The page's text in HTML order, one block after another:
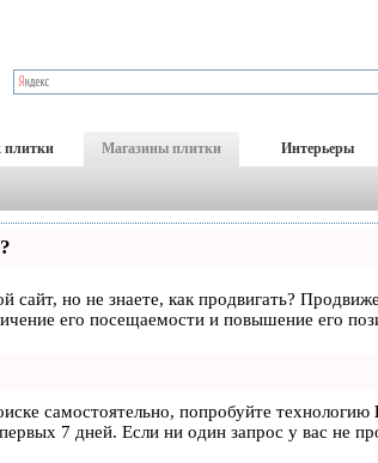
плитки Магазины плитки Интерьеры
сайт, но не знаете, как продвигать?
его посещаемости и повышение его
самостоятельно, попробуйте технологию
7 дней. Если ни один запрос у вас не